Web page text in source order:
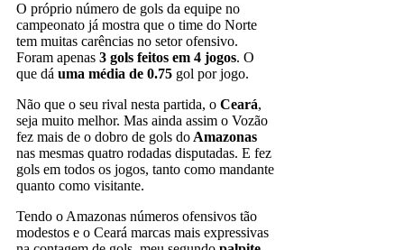
O próprio número de gols da equipe no
campeonato já mostra que o time do Norte
tem muitas carências no setor ofensivo.
Foram apenas 3 gols feitos em 4 jogos. O
que dá uma média de 0.75 gol por jogo.
Não que o seu rival nesta partida, o Ceará,
seja muito melhor. Mas ainda assim o Vozão
fez mais de o dobro de gols do Amazonas
nas mesmas quatro rodadas disputadas. E fez
gols em todos os jogos, tanto como mandante
quanto como visitante.
Tendo o Amazonas números ofensivos tão
modestos e o Ceará marcas mais expressivas